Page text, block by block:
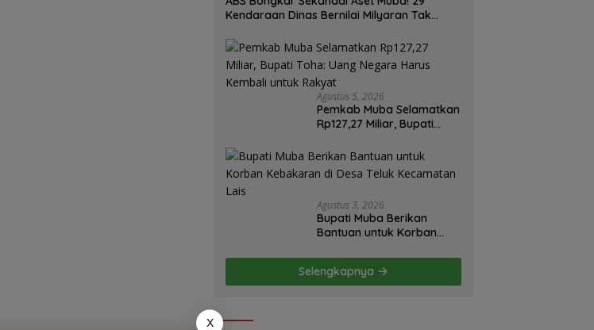
Kendaraan Dinas Bernilai Milyaran Tak
Agustus 5, 2026
Pemkab Muba Selamatkan
Rp127,27 Miliar, Bupati
Kembali untuk Rakyat
Agustus 3, 2026
Bupati Muba Berikan
Bantuan untuk Korban
Kecamatan Lais
Selengkapnya
X